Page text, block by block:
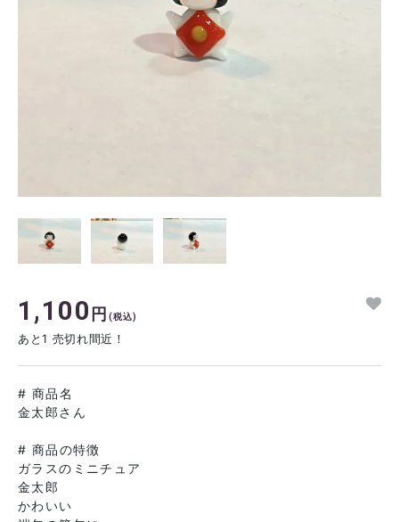
1,100 円 (税込)
あと1 売切れ間近！
# 商品名
金太郎さん
# 商品の特徴
ガラスのミニチュア
金太郎
かわいい